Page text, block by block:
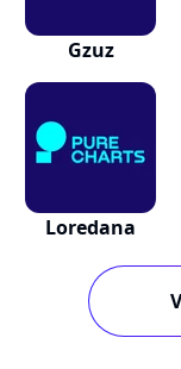
Gzuz
Loredana